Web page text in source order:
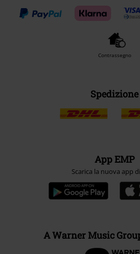
Contrassegno
Spedizione
App EMP
Scarica la nuova app
A Warner Music